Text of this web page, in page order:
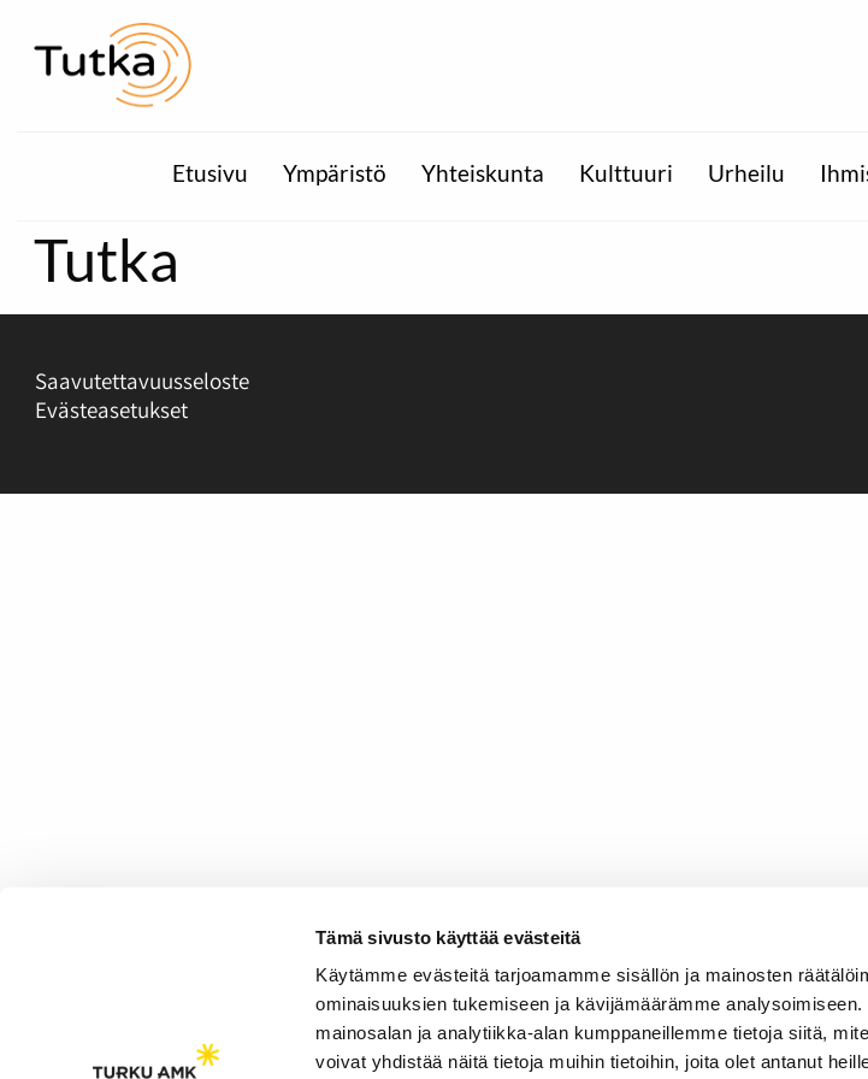
Tämä sivusto käyttää evästeitä
Käytämme evästeitä tarjoamamme sisällön ja mainosten
ominaisuuksien tukemiseen ja kävijämäärämme
mainosalan ja analytiikka-alan kumppaneillemme tietoja siitä,
voivat yhdistää näitä tietoja muihin tietoihin, joita olet antanut
Etusivu Ympäristö Yhteiskunta Kulttuuri Urheilu
Tutka
Saavutettavuusseloste
Evästeasetukset